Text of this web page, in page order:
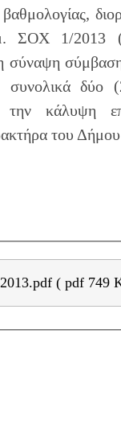
ΣΟΧ 1/2013
σύναψη
συνολικά δύο
την κάλυψη
του Δήμου
ΠΡΑΚΤΙΚΟ ΑΝΑΡΤΗΣΗΣ ΣΟΧ 1-